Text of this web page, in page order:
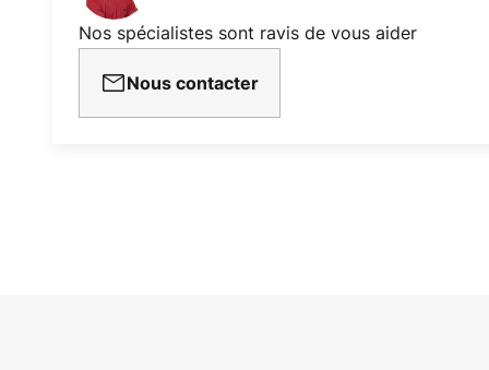
Nos spécialistes sont ravis de vous aider
Nous contacter